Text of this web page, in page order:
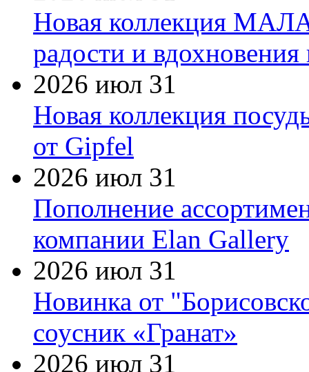
Новая коллекция
радости и
2026 июл 31
Новая коллекция
от Gipfel
2026 июл 31
Пополнение
компании Elan Gallery
2026 июл 31
Новинка от
соусник «Гранат»
2026 июл 31